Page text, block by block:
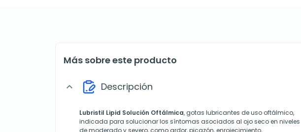
Más sobre este producto
expand_more Descripción
Lubristil Lipid Solución Oftálmica, gotas lubricantes de uso oftálmico,
indicada para solucionar los síntomas asociados al ojo seco en niveles
de moderado y severo, como ardor, picazón, enrojecimiento,